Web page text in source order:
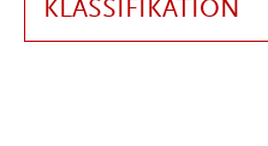
KLASSIFIKATION